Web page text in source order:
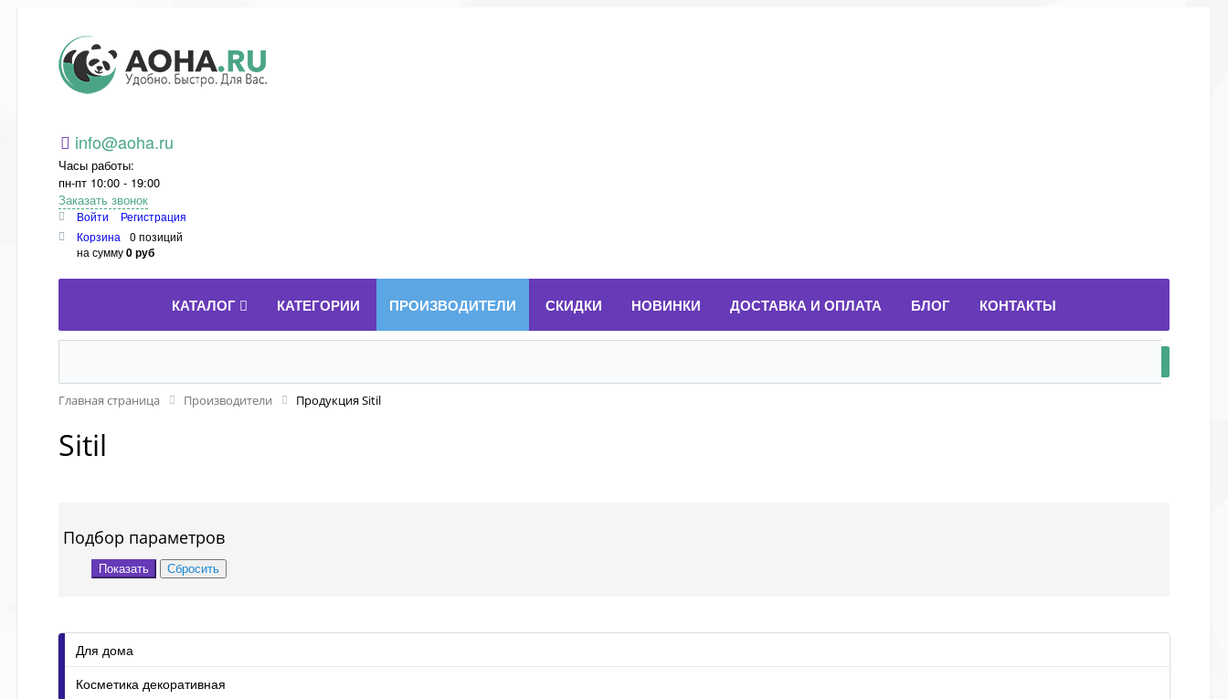
Aoha.ru
info@aoha.ru
Часы работы:
пн-пт 10:00 - 19:00
Заказать звонок
Войти
Регистрация
Корзина
0 позиций
на сумму0 руб
КАТАЛОГ КАТЕГОРИИ ПРОИЗВОДИТЕЛИ СКИДКИ НОВИНКИ ДОСТАВКА И ОПЛАТА БЛОГ КОНТАКТЫ
Главная страница Производители Продукция Sitil
Sitil
Подбор параметров
Для дома
Косметика декоративная